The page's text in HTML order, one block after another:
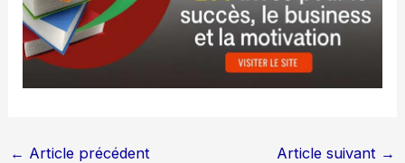
← Article précédent Article suivant →